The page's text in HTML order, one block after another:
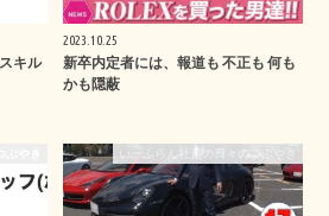
キル
2023.10.25
新卒内定者には、報道も 不正も 何も
かも隠蔽
いーふらん社員の日々のつぶやき